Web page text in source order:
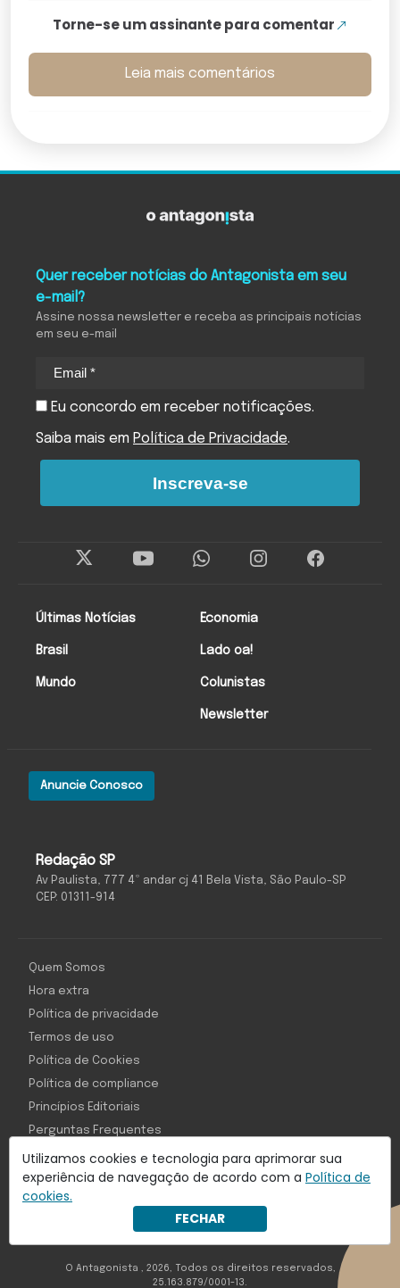
Torne-se um assinante para comentar
Leia mais comentários
Utilizamos cookies e tecnologia para aprimorar sua
experiência de navegação de acordo com a Política de
cookies.
FECHAR
Redação SP
Av Paulista, 777 4º andar cj 41 Bela Vista, São Paulo-SP
CEP: 01311-914
Anuncie Conosco
Últimas Notícias
Brasil
Mundo
Economia
Lado oa!
Colunistas
Newsletter
Quer receber notícias do Antagonista em seu
e-mail?
Assine nossa newsletter e receba as principais notícias
em seu e-mail
Eu concordo em receber notificações.
Saiba mais em Política de Privacidade.
Inscreva-se
Com inteligência e tecnologia:
Object1ve - Marketing Solution
Quem Somos
Hora extra
Política de privacidade
Termos de uso
Política de Cookies
Política de compliance
Princípios Editoriais
Perguntas Frequentes
O Antagonista , 2026, Todos os direitos reservados,
25.163.879/0001-13.